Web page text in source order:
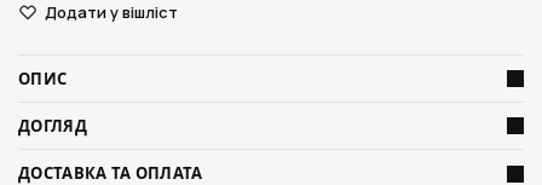
Додати у вішліст
ОПИС
ДОГЛЯД
ДОСТАВКА ТА ОПЛАТА